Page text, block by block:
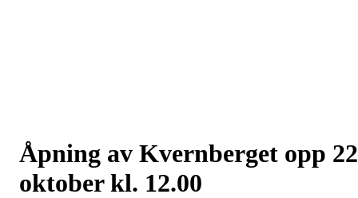
Åpning av Kvernberget opp
oktober kl. 12.00